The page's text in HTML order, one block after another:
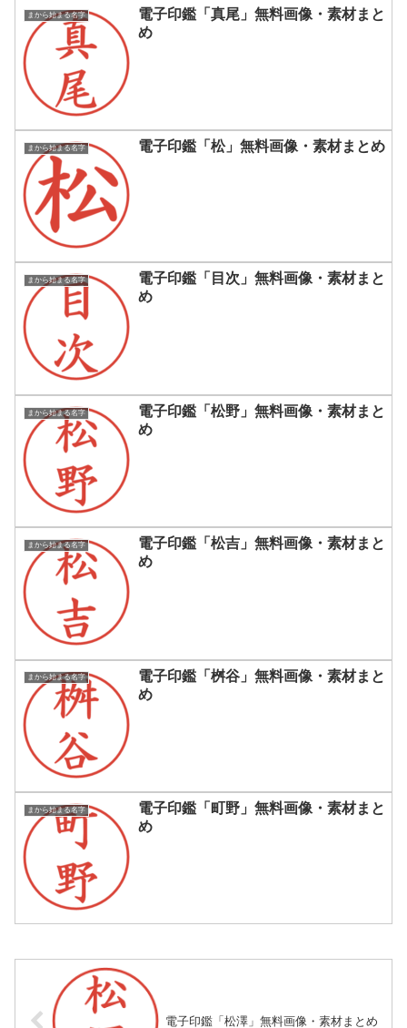
まから始まる名字
電子印鑑「真尾」無料画像・素材まと
め
まから始まる名字 電子印鑑「松」無料画像・素材まとめ
まから始まる名字
電子印鑑「目次」無料画像・素材まと
め
まから始まる名字
電子印鑑「松野」無料画像・素材まと
め
まから始まる名字
電子印鑑「松吉」無料画像・素材まと
め
まから始まる名字
電子印鑑「桝谷」無料画像・素材まと
め
まから始まる名字
電子印鑑「町野」無料画像・素材まと
め
電子印鑑「松澤」無料画像・素材まとめ